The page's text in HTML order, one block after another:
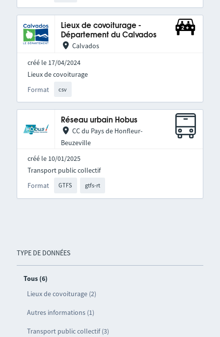
TYPE DE DONNÉES
Tous (6)
Lieux de covoiturage (2)
Autres informations (1)
Transport public collectif (3)
Lieux de covoiturage -
Département du Calvados
Calvados
créé le 17/04/2024
Format csv
Lieux de covoiturage
Réseau urbain Hobus
CC du Pays de Honfleur-
Beuzeville
créé le 10/01/2025
Format GTFS gtfs-rt
Transport public collectif